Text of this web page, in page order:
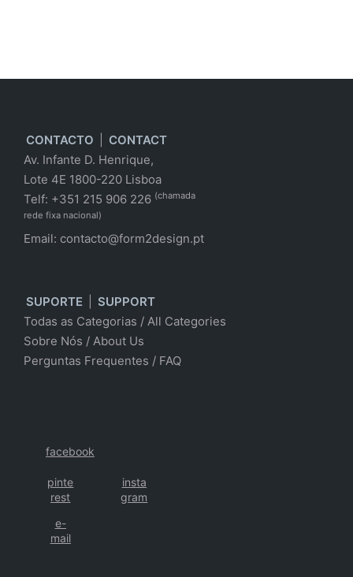
CONTACTO
CONTACT
Av. Infante D. Henrique,
Lote 4E 1800-220 Lisboa
Telf: +351 215 906 226 (chamada
rede fixa nacional)
Email: contacto@form2design.pt
SUPORTE
SUPPORT
Todas as Categorias / All Categories
Sobre Nós / About Us
Perguntas Frequentes / FAQ
facebook
pinte
rest
insta
gram
e-
mail